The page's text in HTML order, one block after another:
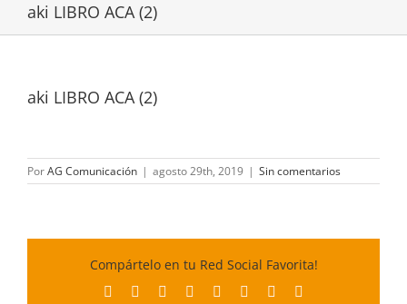
aki LIBRO ACA (2)
aki LIBRO ACA (2)
PorAG Comunicación | agosto 29th, 2019 | Sin comentarios
Compártelo en tu Red Social Favorita!
Facebook Reddit LinkedIn
TumblrPinterest